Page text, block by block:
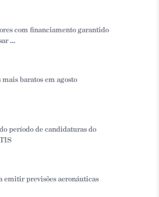
com financiamento garantido
...
baratos em agosto
período de candidaturas do
emitir previsões aeronáuticas